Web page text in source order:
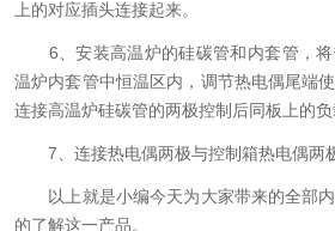
上的对应插头连接起来。
6、安装高温炉的硅碳管和内套管，将
温炉内套管中恒温区内，调节热电偶尾端
连接高温炉硅碳管的两极控制后同板上的负
7、连接热电偶两极与控制箱热电偶两极
以上就是小编今天为大家带来的全部内
的了解这一产品。